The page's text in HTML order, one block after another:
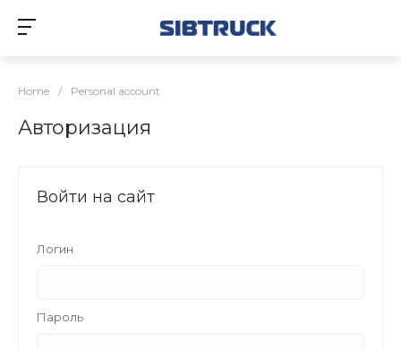
Home / Personal account
Авторизация
Войти на сайт
Логин
Пароль